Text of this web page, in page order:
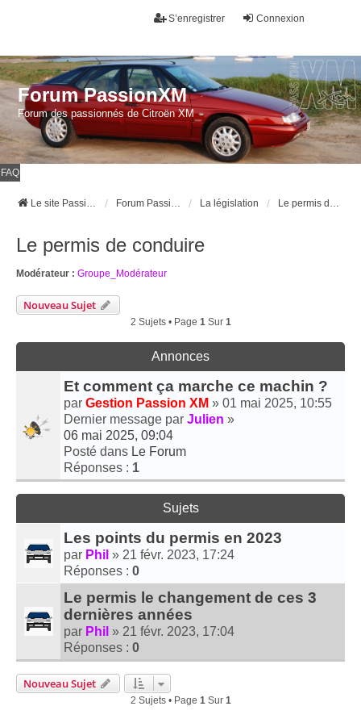
Connexion
S’enregistrer
Forum PassionXM
Forum des passionnés de Citroën XM
FAQ
Le site Passion XM Forum Passion XM La législation Le permis de conduire
Le permis de conduire
Modérateur : Groupe_Modérateur
Nouveau Sujet
2 Sujets • Page 1Sur 1
Annonces
Et comment ça marche ce machin ?
par Gestion Passion XM » 01 mai 2025, 10:55
Dernier message par Julien »
06 mai 2025, 09:04
Posté dans Le Forum
Réponses : 1
Sujets
Les points du permis en 2023
par Phil » 21 févr. 2023, 17:24
Réponses : 0
Le permis le changement de ces 3
dernières années
par Phil » 21 févr. 2023, 17:04
Réponses : 0
Nouveau Sujet
2 Sujets • Page 1Sur 1